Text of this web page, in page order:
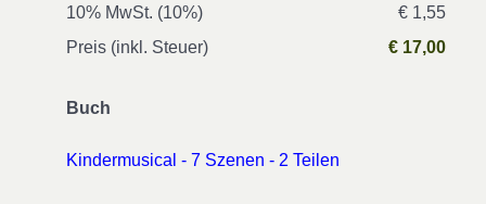
10% MwSt. (10%)
€ 1,55
Preis (inkl. Steuer)
€ 17,00
Buch
Kindermusical - 7 Szenen - 2 Teilen